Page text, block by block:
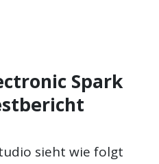
Spark
sieht wie folgt